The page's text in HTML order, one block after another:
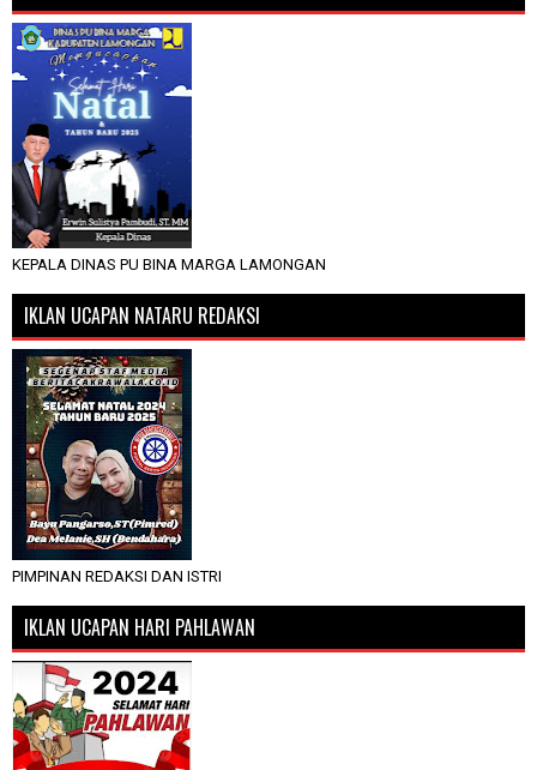
KEPALA DINAS PU BINA MARGA LAMONGAN
IKLAN UCAPAN NATARU REDAKSI
PIMPINAN REDAKSI DAN ISTRI
IKLAN UCAPAN HARI PAHLAWAN